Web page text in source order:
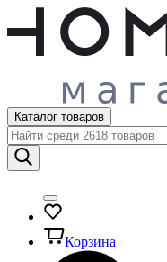
Каталог товаров
Корзина